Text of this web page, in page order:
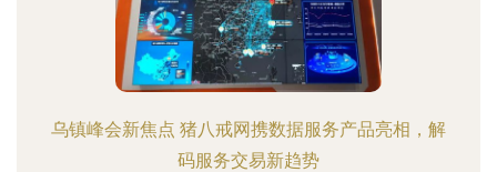
乌镇峰会新焦点 猪八戒网携数据服务产品亮相，解
码服务交易新趋势